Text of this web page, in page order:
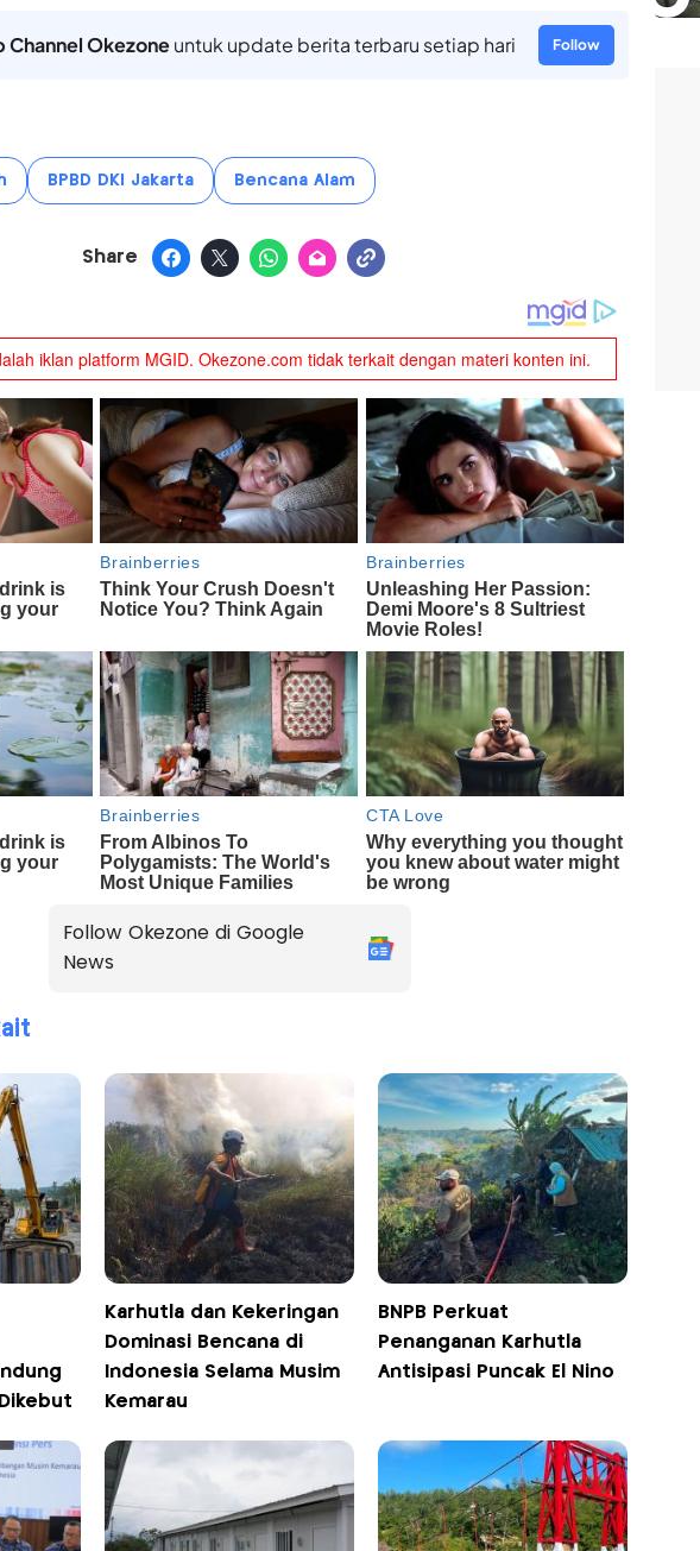
Channel Okezoneuntuk update berita terbaru setiap hari Follow
BPBD DKI Jakarta Bencana Alam
Share
Follow Okezone di Google
News
Karhutla dan Kekeringan
Dominasi Bencana di
Indonesia Selama Musim
Kemarau
BNPB Perkuat
Penanganan Karhutla
Antisipasi Puncak El Nino